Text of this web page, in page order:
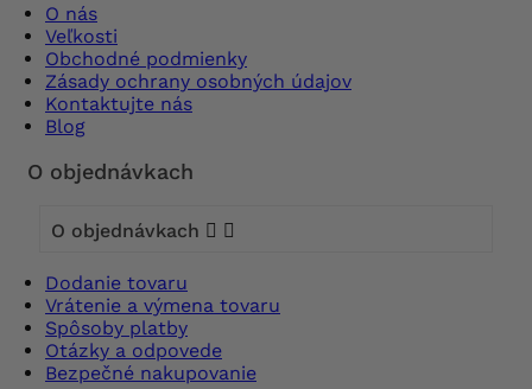
O nás
Veľkosti
Obchodné podmienky
Zásady ochrany osobných údajov
Kontaktujte nás
Blog
O objednávkach
O objednávkach  
Dodanie tovaru
Vrátenie a výmena tovaru
Spôsoby platby
Otázky a odpovede
Bezpečné nakupovanie